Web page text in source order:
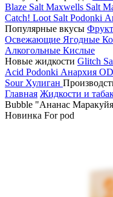
Blaze Salt Maxwells Salt
Catch! Loot Salt Podonki
Популярные вкусы
Освежающие Ягодные
Алкогольные Кислые
Новые жидкости Glitch
Acid Podonki Анархия
Sour Хулиган
Главная Жидкости и
Bubble "Ананас
Новинка For pod